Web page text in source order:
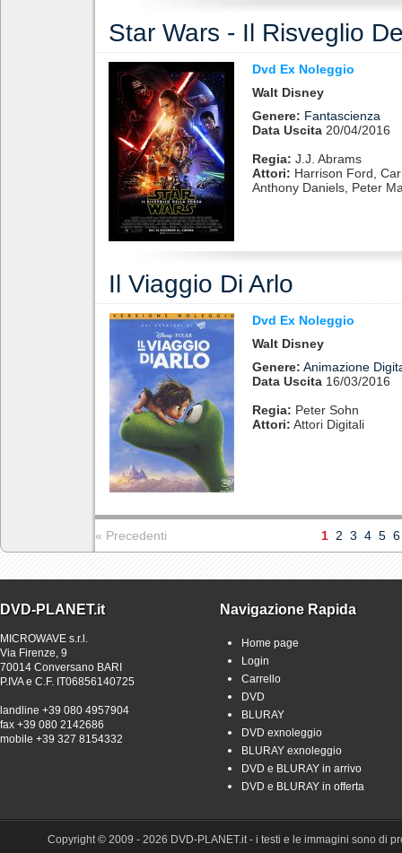
Star Wars - Il Risveglio
Dvd Ex Noleggio
Walt Disney
Genere: Fantascienza
Data Uscita 20/04/2016
Regia: J.J. Abrams
Attori: Harrison Ford,
Anthony Daniels, Peter
Il Viaggio Di Arlo
Dvd Ex Noleggio
Walt Disney
Genere: Animazione
Data Uscita 16/03/2016
Regia: Peter Sohn
Attori: Attori Digitali
« Precedenti 1 2 3 4 5 6
DVD-PLANET.it
MICROWAVE s.r.l.
Via Firenze, 9
70014 Conversano BARI
P.IVA e C.F. IT06856140725
landline +39 080 4957904
fax +39 080 2142686
mobile +39 327 8154332
Navigazione Rapida
Home page
Login
Carrello
DVD
BLURAY
DVD exnoleggio
BLURAY exnoleggio
DVD e BLURAY in arrivo
DVD e BLURAY in offerta
Copyright © 2009 - 2026 DVD-PLANET.it - i testi e le immagini sono di